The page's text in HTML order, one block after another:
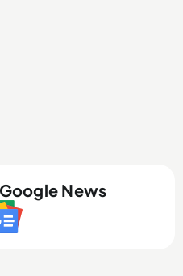
News